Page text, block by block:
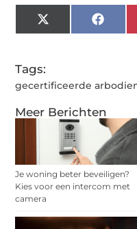
Meer Berichten
Je woning beter beveiligen?
Kies voor een intercom met
camera
X
(Twitter)
Tags:
gecertificeerde